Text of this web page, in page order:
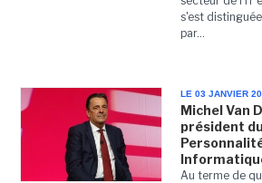
s'est
par...
LE 03 JANVIER
Michel Van
président
Au terme de